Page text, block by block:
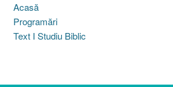
Acasă
Programări
Text I Studiu Biblic